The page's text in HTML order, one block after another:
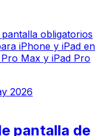
obligatorios
iPhone y iPad en
Max y iPad Pro
2026
pantalla de